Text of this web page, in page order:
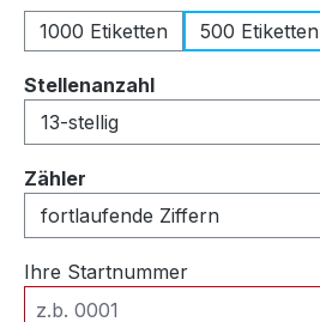
1000 Etiketten
500 Etiketten
Stellenanzahlauswählen
Zähler
Ihre Startnummer